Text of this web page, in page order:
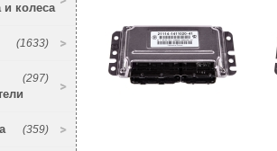
и колеса
(1633)
(297)
(359)